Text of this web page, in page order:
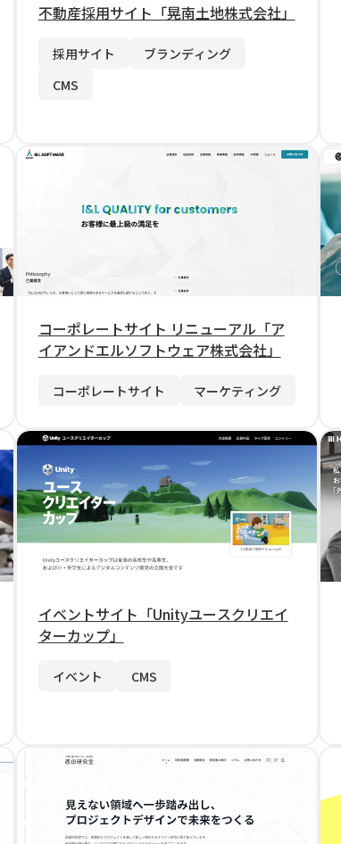
不動産採用サイト「晃南土地株式会社」
採用サイト
ブランディング
CMS
コーポレートサイト リニューアル「ア
イアンドエルソフトウェア株式会社」
コーポレートサイト マーケティング
イベントサイト「Unityユースクリエイ
ターカップ」
イベント CMS